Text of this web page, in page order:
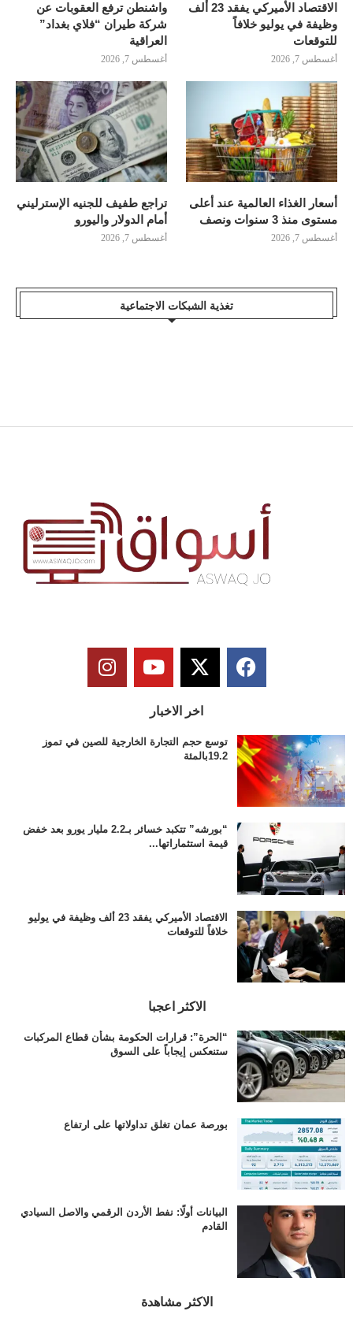
الاقتصاد الأميركي يفقد 23 ألف
وظيفة في يوليو خلافاً
للتوقعات
أغسطس 7, 2026
واشنطن ترفع العقوبات عن
شركة طيران “فلاي بغداد”
العراقية
أغسطس 7, 2026
أسعار الغذاء العالمية عند أعلى
مستوى منذ 3 سنوات ونصف
أغسطس 7, 2026
تراجع طفيف للجنيه الإسترليني
أمام الدولار واليورو
أغسطس 7, 2026
تغذية الشبكات الاجتماعية
اخر الاخبار
توسع حجم التجارة الخارجية للصين في تموز
19.2بالمئة
“بورشه” تتكبد خسائر بـ2.2 مليار يورو بعد خفض
قيمة استثماراتها...
الاقتصاد الأميركي يفقد 23 ألف وظيفة في يوليو
خلافاً للتوقعات
الاكثر اعجبا
“الحرة”: قرارات الحكومة بشأن قطاع المركبات
ستنعكس إيجاباً على السوق
بورصة عمان تغلق تداولاتها على ارتفاع
البيانات أولًا: نفط الأردن الرقمي والاصل السيادي
القادم
الاكثر مشاهدة